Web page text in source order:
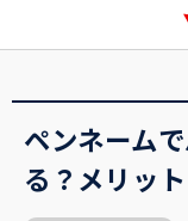
バーチャルオフィス
ルオフィスは使える？メリッ
ペンネーム
る？メリッ